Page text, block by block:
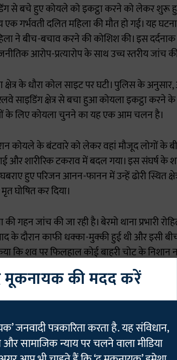
से बचे हुए कोयले को इकट्ठा करने को लेकर शुरू
एक गर्भवती दलित महिला की मौत हो गई। यह
ने बीच-बचाव करने की कोशिश की। इस
आरोप-प्रत्यारोप के साथ उच्च स्तरीय जांच
क्षेत्र के धौरा कोल साइट पर घटी। पुलिस के
साइडिंग क्षेत्र से बचा हुआ कोयला इकट्ठा करने के
के लिए कोयला चुनने का यह एक आम चलन है।
कोयले के बंटवारे को लेकर वहां मौजूद लोगों के
और शारीरिक टकराव में बदल गया। इस संघर्ष के
हुए परिजन आनन-फानन में उन्हें ढोरी स्थित
घोषित कर दिया।
गहन जांच की जा रही है। बेरमो थाना प्रभारी
के दौरान काफी धक्का-मुक्की हुई थी और इसी
कि शव पर फिलहाल कोई बाहरी चोट के निशान
के बाद ही पूरी तरह से साफ हो सकेगा।
ने पुलिस में औपचारिक शिकायत दर्ज कराई।
गया था जिसमें उनकी पत्नी की जान गई। उन्होंने
उनकी पत्नी की मौत के लिए जिम्मेदार लोगों
हरकत में आया और छापेमारी कर छह लोगों
मूकनायक की मदद करें
जनवादी पत्रकारिता करता है. यह संविधान,
और सामाजिक न्याय पर चलने वाला मीडिया